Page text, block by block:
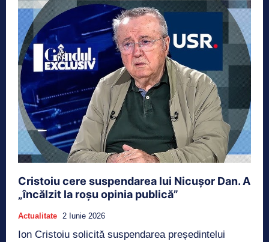
Cristoiu cere suspendarea lui Nicușor Dan. A
„încălzit la roșu opinia publică”
Actualitate 2 Iunie 2026
Ion Cristoiu solicită suspendarea președintelui